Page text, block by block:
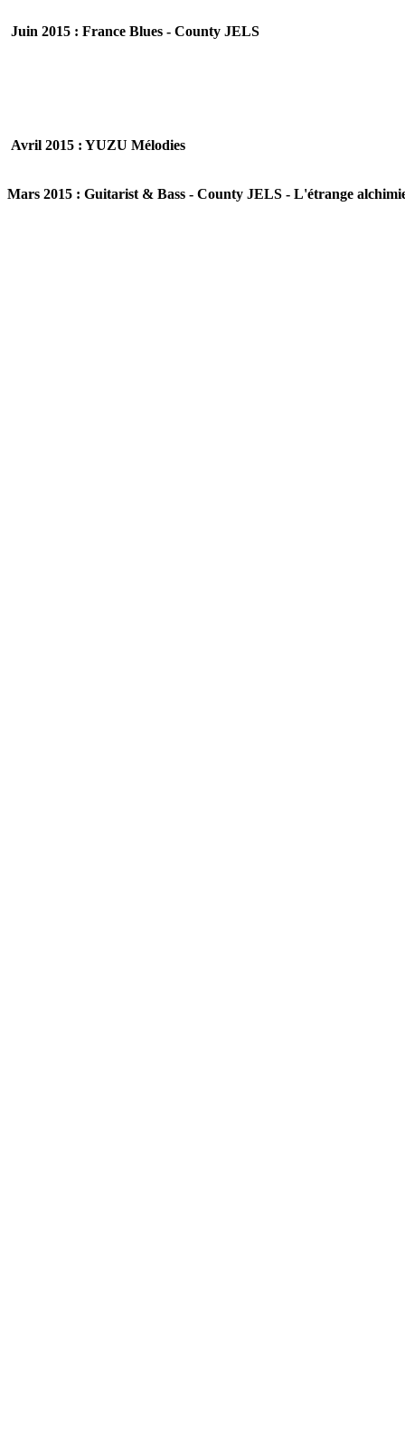
Juin 2015 : France Blues - County JELS
Avril 2015 : YUZU Mélodies
Mars 2015 : Guitarist & Bass - County JELS - L'étrange